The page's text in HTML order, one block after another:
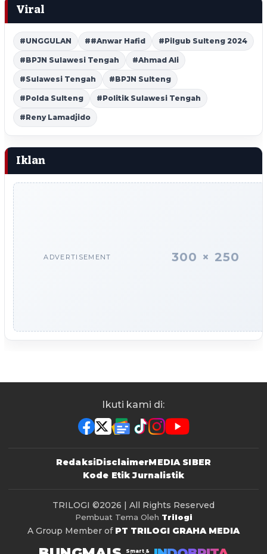
Viral
#UNGGULAN ##Anwar Hafid #Pilgub Sulteng 2024
#BPJN Sulawesi Tengah #Ahmad Ali
#Sulawesi Tengah #BPJN Sulteng
#Polda Sulteng #Politik Sulawesi Tengah
#Reny Lamadjido
Iklan
ADVERTISEMENT 300 × 250
Ikuti kami di:
RedaksiDisclaimerMEDIA SIBER
Kode Etik Jurnalistik
TRILOGI ©2026 | All Rights Reserved
Pembuat Tema Oleh Trilogi
A Group Member of PT TRILOGI GRAHA MEDIA
Smart &